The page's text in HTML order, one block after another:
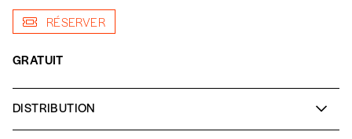
Les mots de passe ne correspondent pas
NOS
FORMULES
RÉSERVER
GRATUIT
DISTRIBUTION
Textes :Chiara Diana